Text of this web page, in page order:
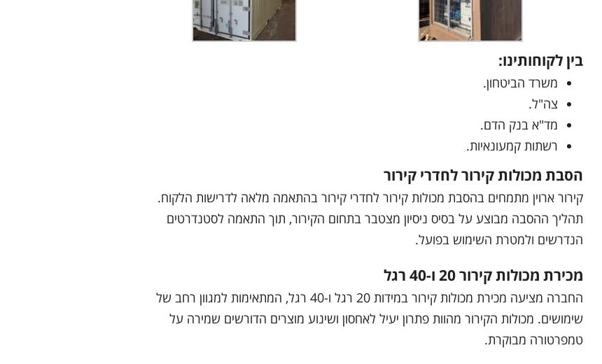
בין לקוחותינו:
משרד הביטחון.
צה"ל.
מד"א בנק הדם.
רשתות קמעונאיות.
הסבת מכולות קירור לחדרי קירור
קירור ארוין מתמחים בהסבת מכולות קירור לחדרי קירור בהתאמה מלאה לדרישות הלקוח.
תהליך ההסבה מבוצע על בסיס ניסיון מצטבר בתחום הקירור, תוך התאמה לסטנדרטים
הנדרשים ולמטרת השימוש בפועל.
מכירת מכולות קירור 20 ו-40 רגל
החברה מציעה מכירת מכולות קירור במידות 20 רגל ו-40 רגל, המתאימות למגוון רחב של
שימושים. מכולות הקירור מהוות פתרון יעיל לאחסון ושינוע מוצרים הדורשים שמירה על
טמפרטורה מבוקרת.